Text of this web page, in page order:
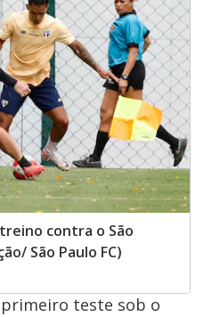
contra o São
São Paulo FC)
teste sob o